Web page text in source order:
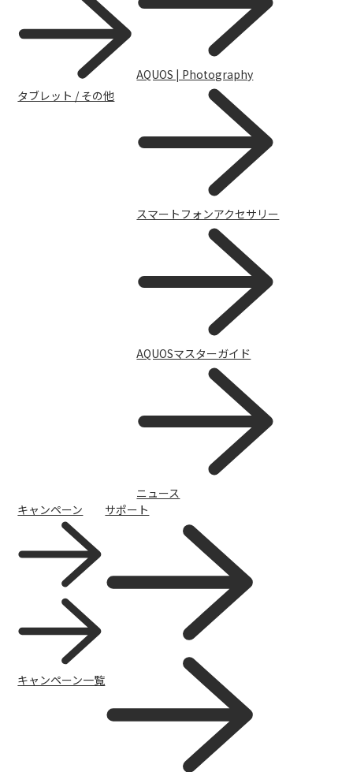
スマートフォンアクセサリー
タブレット / その他
AQUOS | Photography
スマートフォンアクセサリー
AQUOSマスターガイド
ニュース
キャンペーン
キャンペーン一覧
サポート